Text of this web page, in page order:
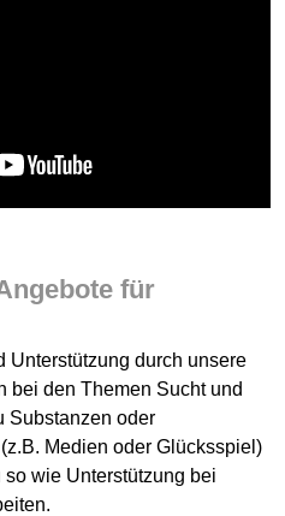
für
Unterstützung durch unsere
bei den Themen Sucht und
Substanzen oder
Medien oder Glücksspiel)
wie Unterstützung bei